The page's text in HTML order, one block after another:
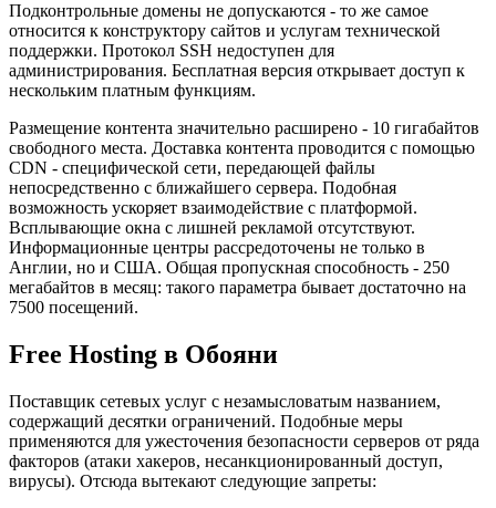
Подконтрольные домены не допускаются - то же самое
относится к конструктору сайтов и услугам технической
поддержки. Протокол SSH недоступен для
администрирования. Бесплатная версия открывает доступ к
нескольким платным функциям.
Размещение контента значительно расширено - 10 гигабайтов
свободного места. Доставка контента проводится с помощью
CDN - специфической сети, передающей файлы
непосредственно с ближайшего сервера. Подобная
возможность ускоряет взаимодействие с платформой.
Всплывающие окна с лишней рекламой отсутствуют.
Информационные центры рассредоточены не только в
Англии, но и США. Общая пропускная способность - 250
мегабайтов в месяц: такого параметра бывает достаточно на
7500 посещений.
Free Hosting в Обояни
Поставщик сетевых услуг с незамысловатым названием,
содержащий десятки ограничений. Подобные меры
применяются для ужесточения безопасности серверов от ряда
факторов (атаки хакеров, несанкционированный доступ,
вирусы). Отсюда вытекают следующие запреты: